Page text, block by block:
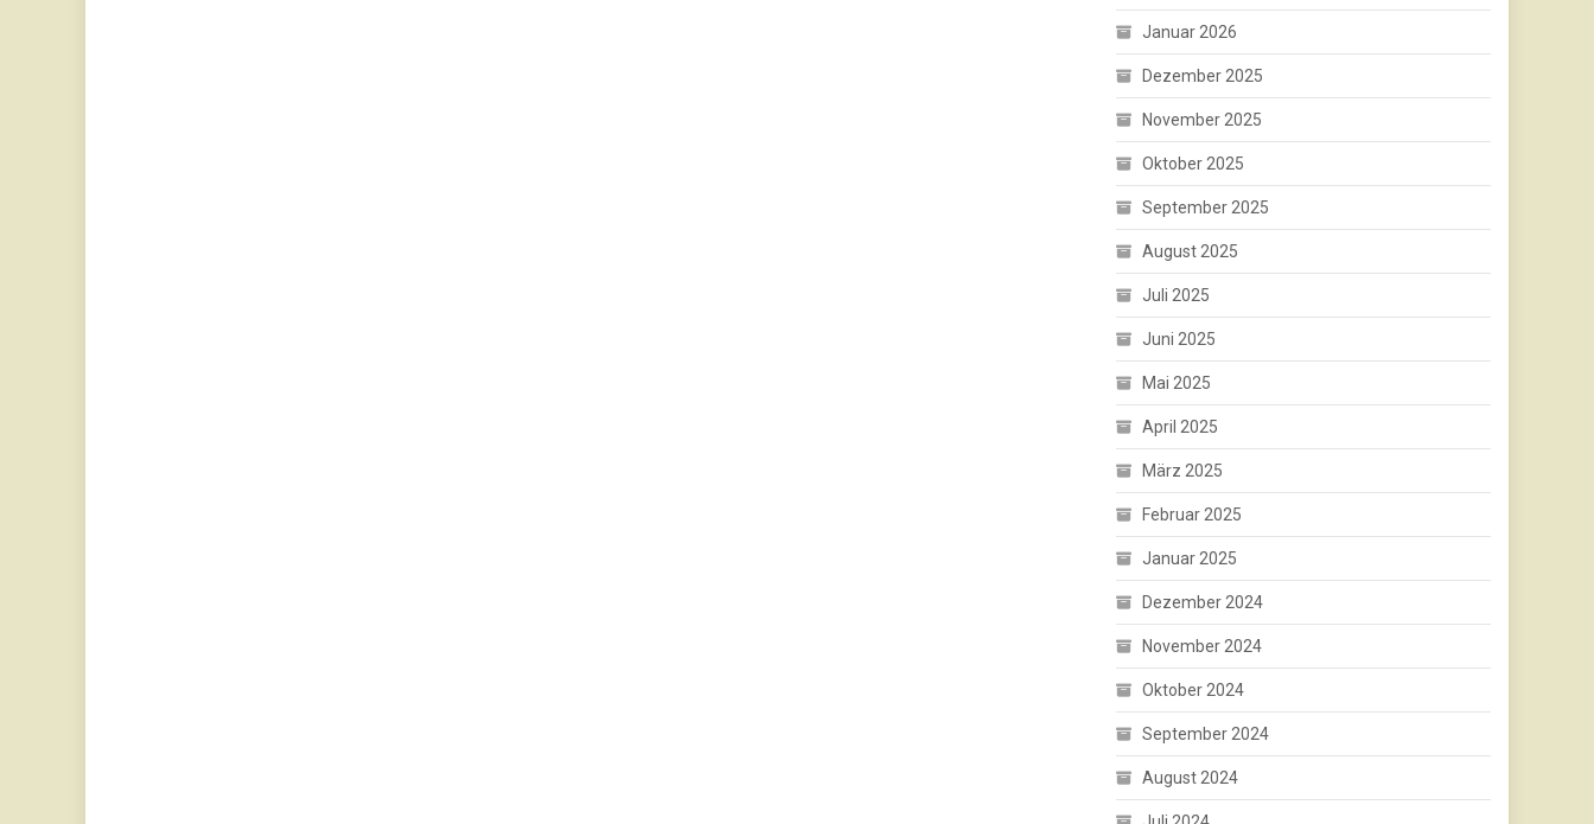
Januar 2026
Dezember 2025
November 2025
Oktober 2025
September 2025
August 2025
Juli 2025
Juni 2025
Mai 2025
April 2025
März 2025
Februar 2025
Januar 2025
Dezember 2024
November 2024
Oktober 2024
September 2024
August 2024